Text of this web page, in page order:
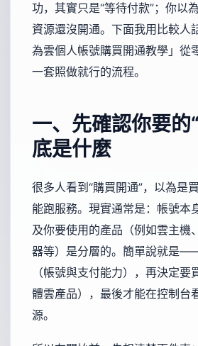
功，其實只是“等待付款”；你以
資源還沒開通。下面我用比較人
為雲個人帳號購買開通教學」從
一套照做就行的流程。
一、先確認你要的
底是什麼
很多人看到“購買開通”，以為是
能跑服務。現實通常是：帳號本
及你要使用的產品（例如雲主機
器等）是分層的。簡單說就是
（帳號與支付能力），再決定要
體雲產品），最後才能在控制台
源。